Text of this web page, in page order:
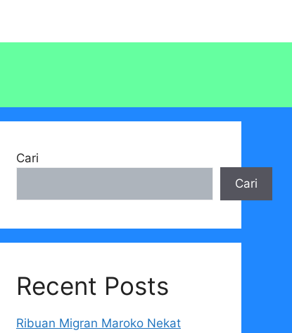
Cari
Cari
Recent Posts
Ribuan Migran Maroko Nekat